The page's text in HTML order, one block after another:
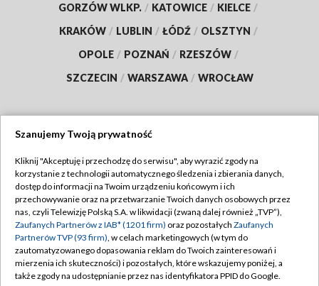
GORZÓW WLKP. / KATOWICE / KIELCE /
KRAKÓW / LUBLIN / ŁÓDŹ / OLSZTYN /
OPOLE / POZNAŃ / RZESZÓW /
SZCZECIN / WARSZAWA / WROCŁAW
TVP
Abonament TVP
Emisja w TVP
Centrum informacji TVP
Naziemna Telewizja Cyfrowa
Regulamin TVP
Polityka prywatności
Moje zgody
Pomoc
Szanujemy Twoją prywatność
Kliknij "Akceptuję i przechodzę do serwisu", aby wyrazić zgody na
korzystanie z technologii automatycznego śledzenia i zbierania danych,
dostęp do informacji na Twoim urządzeniu końcowym i ich
przechowywanie oraz na przetwarzanie Twoich danych osobowych przez
nas, czyli Telewizję Polską S.A. w likwidacji (zwaną dalej również „TVP”),
Zaufanych Partnerów z IAB* (1201 firm) oraz pozostałych Zaufanych
Partnerów TVP (93 firm), w celach marketingowych (w tym do
zautomatyzowanego dopasowania reklam do Twoich zainteresowań i
mierzenia ich skuteczności) i pozostałych, które wskazujemy poniżej, a
także zgody na udostępnianie przez nas identyfikatora PPID do Google.